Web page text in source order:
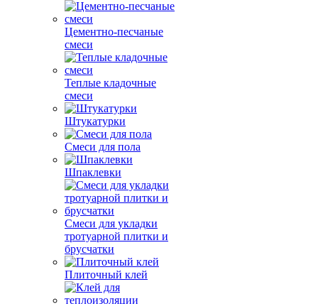
Цементно-песчаные
смеси
Теплые кладочные
смеси
Штукатурки
Смеси для пола
Шпаклевки
Смеси для укладки
тротуарной плитки и
брусчатки
Плиточный клей